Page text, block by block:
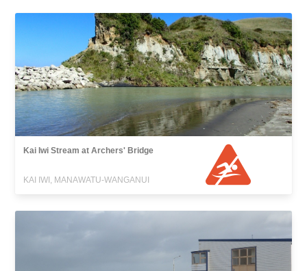
Kai Iwi Stream at Archers' Bridge
KAI IWI, MANAWATU-WANGANUI